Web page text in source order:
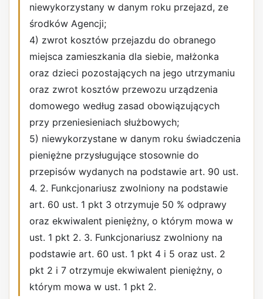
niewykorzystany w danym roku przejazd, ze
środków Agencji;
4) zwrot kosztów przejazdu do obranego
miejsca zamieszkania dla siebie, małżonka
oraz dzieci pozostających na jego utrzymaniu
oraz zwrot kosztów przewozu urządzenia
domowego według zasad obowiązujących
przy przeniesieniach służbowych;
5) niewykorzystane w danym roku świadczenia
pieniężne przysługujące stosownie do
przepisów wydanych na podstawie art. 90 ust.
4. 2. Funkcjonariusz zwolniony na podstawie
art. 60 ust. 1 pkt 3 otrzymuje 50 % odprawy
oraz ekwiwalent pieniężny, o którym mowa w
ust. 1 pkt 2. 3. Funkcjonariusz zwolniony na
podstawie art. 60 ust. 1 pkt 4 i 5 oraz ust. 2
pkt 2 i 7 otrzymuje ekwiwalent pieniężny, o
którym mowa w ust. 1 pkt 2.